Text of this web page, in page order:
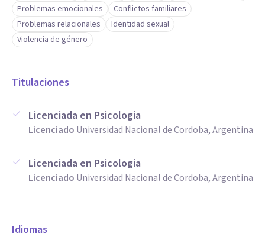
Problemas emocionales
Conflictos familiares
Problemas relacionales
Identidad sexual
Violencia de género
Titulaciones
Licenciada en Psicologia
Licenciado Universidad Nacional de Cordoba, Argentina
Licenciada en Psicologia
Licenciado Universidad Nacional de Cordoba, Argentina
Idiomas